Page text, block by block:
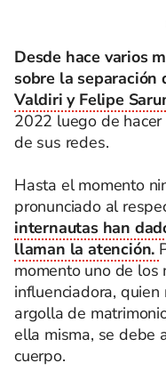
Desde hace varios
sobre la separación
Valdiri y Felipe
2022 luego de
de sus redes.
Hasta el momento
pronunciado al
internautas han
llaman la atención.
momento uno de
influenciadora,
argolla de
ella misma, se debe
cuerpo.